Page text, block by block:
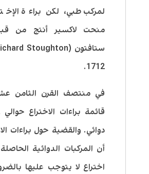
لمركب طبي، لكن براءة
منحت لاكسير أنتج من
1712.
في منتصف القرن الثامن
دوائي. والقضية حول براءات
أن المركبات الدوائية
اختراع لا يتوجب عليها